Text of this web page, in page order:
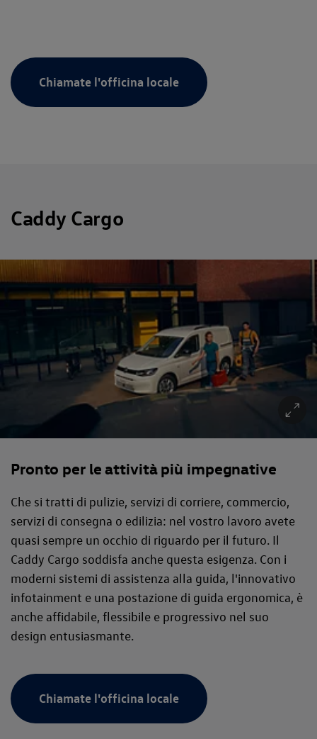
Chiamate l'officina locale
Caddy Cargo
Pronto per le attività più impegnative
Che si tratti di pulizie, servizi di corriere, commercio,
servizi di consegna o edilizia: nel vostro lavoro avete
quasi sempre un occhio di riguardo per il futuro. Il
Caddy Cargo soddisfa anche questa esigenza. Con i
moderni sistemi di assistenza alla guida, l'innovativo
infotainment e una postazione di guida ergonomica, è
anche affidabile, flessibile e progressivo nel suo
design entusiasmante.
Chiamate l'officina locale